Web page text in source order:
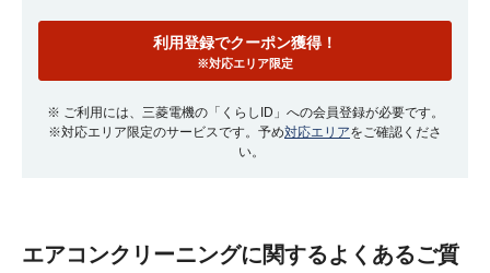
利用登録でクーポン獲得！
※対応エリア限定
※ ご利用には、三菱電機の「くらしID」への会員登録が必要です。
※対応エリア限定のサービスです。予め対応エリアをご確認くださ
い。
エアコンクリーニングに関するよくあるご質